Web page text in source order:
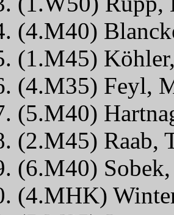
(4.M40)
(1.M45)
(4.M35) Feyl,
(5.M40)
(2.M45) Raab,
(6.M40)
(4.MHK)